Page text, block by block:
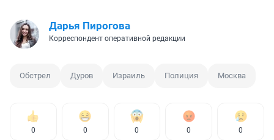
Дарья Пирогова
Корреспондент оперативной редакции
Обстрел Дуров Израиль Полиция Москва
0 0 0 0 0